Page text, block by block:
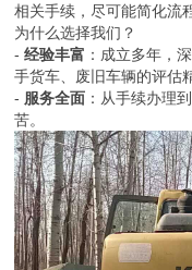
相关手续，尽可能简化流
为什么选择我们？
-经验丰富 ：成立多年，
手货车、废旧车辆的评估
- 服务全面 ：从手续办理
苦。